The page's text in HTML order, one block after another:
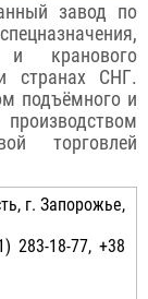
завод по
кранового
странах СНГ.
подъёмного и
торговлей
г. Запорожье,
283-18-77, +38